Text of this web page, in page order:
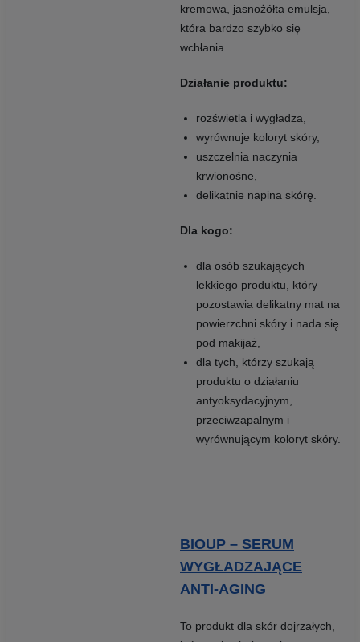
kremowa, jasnożółta emulsja,
która bardzo szybko się
wchłania.
Działanie produktu:
rozświetla i wygładza,
wyrównuje koloryt skóry,
uszczelnia naczynia
krwionośne,
delikatnie napina skórę.
Dla kogo:
dla osób szukających
lekkiego produktu, który
pozostawia delikatny mat na
powierzchni skóry i nada się
pod makijaż,
dla tych, którzy szukają
produktu o działaniu
antyoksydacyjnym,
przeciwzapalnym i
wyrównującym koloryt skóry.
BIOUP – SERUM
WYGŁADZAJĄCE
ANTI-AGING
To produkt dla skór dojrzałych,